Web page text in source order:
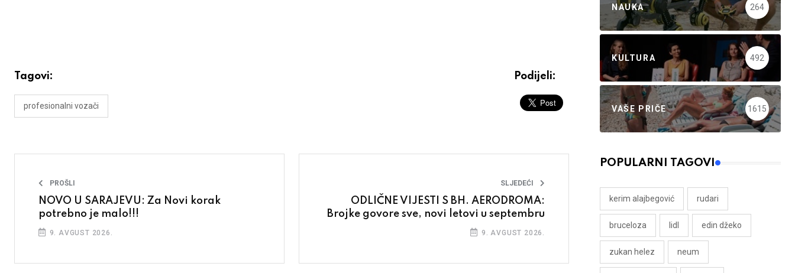
Tagovi:
profesionalni vozači
Podijeli:
PROŠLI
NOVO U SARAJEVU: Za Novi korak
potrebno je malo!!!
9. AVGUST 2026.
SLJEDEĆI
ODLIČNE VIJESTI S BH. AERODROMA:
Brojke govore sve, novi letovi u septembru
9. AVGUST 2026.
NAUKA 264
KULTURA 492
VAŠE PRIČE 1615
POPULARNI TAGOVI
kerim alajbegović rudari
bruceloza lidl edin džeko
zukan helez neum